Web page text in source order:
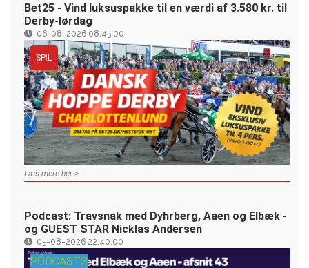
Bet25 - Vind luksuspakke til en værdi af 3.580 kr. til
Derby-lørdag
06-08-2026 08:45:00
SPIL
Læs mere her >
Podcast: Travsnak med Dyhrberg, Aaen og Elbæk -
og GUEST STAR Nicklas Andersen
05-08-2026 22:40:00
PODCASTS